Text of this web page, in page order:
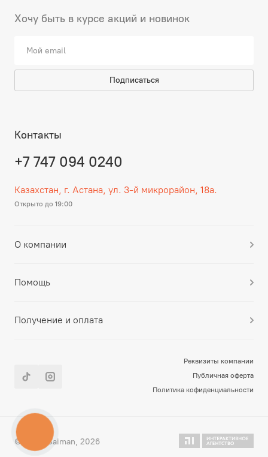
Хочу быть в курсе акций и новинок
Подписаться
Контакты
+7 747 094 0240
Казахстан, г. Астана, ул. 3-й микрорайон, 18а.
Открыто до 19:00
О компании
Помощь
Получение и оплата
Реквизиты компании
Публичная оферта
Политика кофиденциальности
© Qural-Saiman, 2026